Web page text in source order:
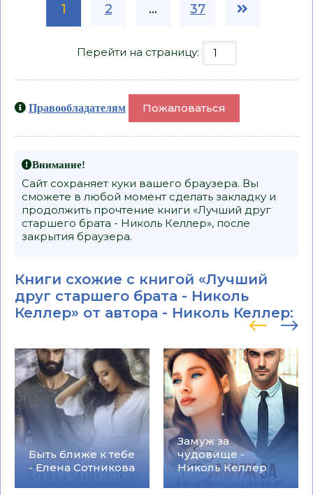
1 2 ... 37
Перейти на страницу:
Правообладателям Пожаловаться
Внимание!
Сайт сохраняет куки вашего браузера. Вы
сможете в любой момент сделать закладку и
продолжить прочтение книги «Лучший друг
старшего брата - Николь Келлер», после
закрытия браузера.
Книги схожие с книгой «Лучший
друг старшего брата - Николь
Келлер» от автора - Николь Келлер:
Быть ближе к тебе
- Елена Сотникова
Замуж за
чудовище -
Николь Келлер